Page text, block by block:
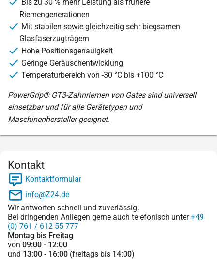
Bis zu 30 % mehr Leistung als frühere
Riemengenerationen
Mit stabilen sowie gleichzeitig sehr biegsamen
Glasfaserzugträgern
Hohe Positionsgenauigkeit
Geringe Geräuschentwicklung
Temperaturbereich von -30 °C bis +100 °C
PowerGrip® GT3-Zahnriemen von Gates sind universell
einsetzbar und für alle Gerätetypen und
Maschinenhersteller geeignet.
Kontakt
Kontaktformular
info@Z24.de
Wir antworten schnell und zuverlässig.
Bei dringenden Anliegen gerne auch telefonisch unter+49
(0) 761 / 612 55 777
Montag bis Freitag
von 09:00 - 12:00
und 13:00 - 16:00 (freitags bis 14:00)